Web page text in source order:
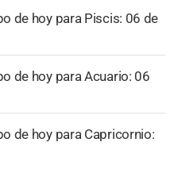
de hoy para Piscis: 06 de
de hoy para Acuario: 06
de hoy para Capricornio: